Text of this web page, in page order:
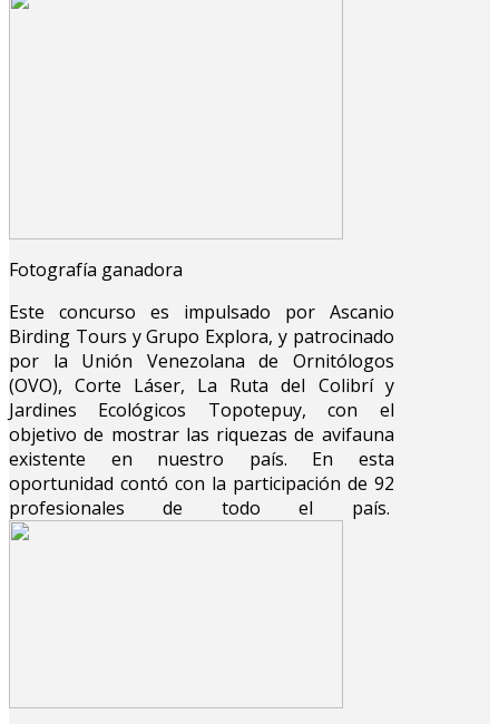
Fotografía ganadora
Este concurso es impulsado por Ascanio
Birding Tours y Grupo Explora, y patrocinado
por la Unión Venezolana de Ornitólogos
(OVO), Corte Láser, La Ruta del Colibrí y
Jardines Ecológicos Topotepuy, con el
objetivo de mostrar las riquezas de avifauna
existente en nuestro país. En esta
oportunidad contó con la participación de 92
profesionales de todo el país.